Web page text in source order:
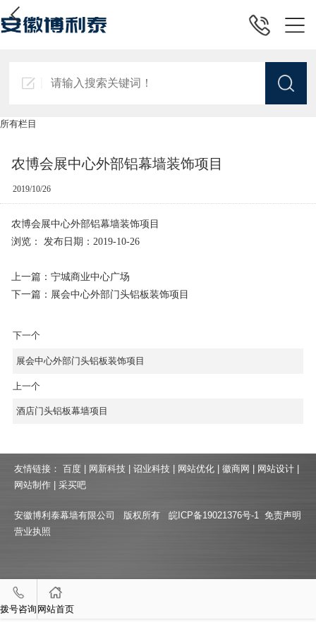
所有栏目
农博会展中心外部铝幕墙装饰项目
2019/10/26
农博会展中心外部铝幕墙装饰项目
浏览：
发布日期：2019-10-26
上一篇：宁城商业中心广场
下一篇：展会中心外部门头铝板装饰项目
下一个
展会中心外部门头铝板装饰项目
上一个
酒店门头铝板幕墙项目
友情链接： 百度 网新科技 诏业科技 网站优化 徽商网 网站设计
网站制作
采买吧
安徽博利泰幕墙有限公司 版权所有 皖ICP备19021376号-1
免责声明
营业执照
拨号咨询 网站首页